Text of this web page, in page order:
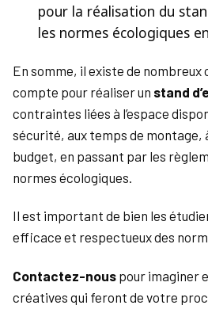
pour la réalisation du
les normes écologiques
En somme, il existe de
compte pour réaliser un stand
contraintes liées à l’espace
sécurité, aux temps de montage,
budget, en passant par les
normes écologiques.
Il est important de bien les
efficace et respectueux des
Contactez-nous pour imaginer
créatives qui feront de votre